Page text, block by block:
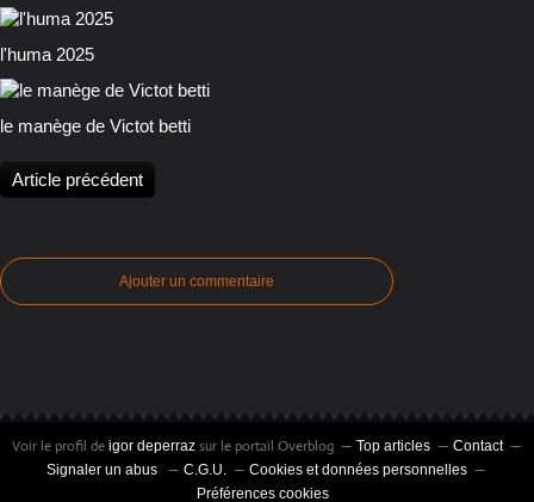
l'huma 2025
le manège de Victot betti
Article précédent
Ajouter un commentaire
Voir le profil de igor deperraz sur le portail Overblog Top articles
Contact
Signaler un abus
C.G.U.
Cookies et données personnelles
Préférences cookies